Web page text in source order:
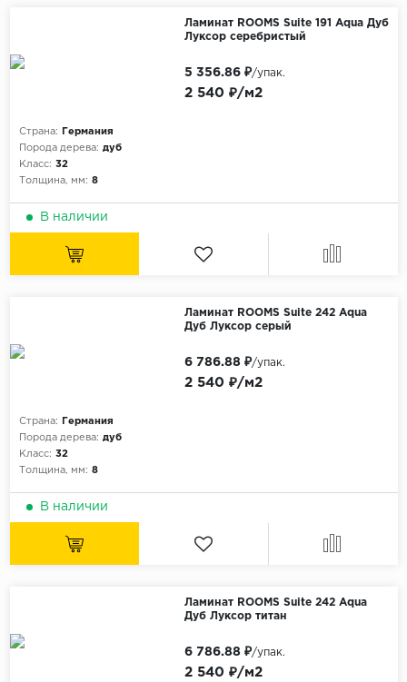
Ламинат ROOMS Suite 191 Aqua Дуб
Луксор серебристый
Страна:
Германия
Порода дерева: дуб
Класс: 32
Толщина, мм: 8
2 540 ₽/м2
5 356.86 ₽/упак.
В наличии
Ламинат ROOMS Suite 242 Aqua
Дуб Луксор серый
Страна:
Германия
Порода дерева: дуб
Класс: 32
Толщина, мм: 8
2 540 ₽/м2
6 786.88 ₽/упак.
В наличии
Ламинат ROOMS Suite 242 Aqua
Дуб Луксор титан
2 540 ₽/м2
6 786.88 ₽/упак.